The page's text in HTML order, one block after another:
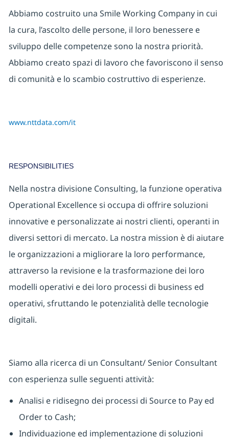
Abbiamo costruito una Smile Working Company in cui
la cura, l’ascolto delle persone, il loro benessere e
sviluppo delle competenze sono la nostra priorità.
Abbiamo creato spazi di lavoro che favoriscono il senso
di comunità e lo scambio costruttivo di esperienze. ​
www.nttdata.com/it
RESPONSIBILITIES
Nella nostra divisione Consulting, la funzione operativa
Operational Excellence si occupa di offrire soluzioni
innovative e personalizzate ai nostri clienti, operanti in
diversi settori di mercato. La nostra mission è di aiutare
le organizzazioni a migliorare la loro performance,
attraverso la revisione e la trasformazione dei loro
modelli operativi e dei loro processi di business ed
operativi, sfruttando le potenzialità delle tecnologie
digitali.
Siamo alla ricerca di un Consultant/ Senior Consultant
con esperienza sulle seguenti attività:
Analisi e ridisegno dei processi di Source to Pay ed
Order to Cash;
Individuazione ed implementazione di soluzioni